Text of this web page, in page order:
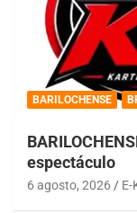
BARILOCHENSE
espectáculo
6 agosto, 2026 E-